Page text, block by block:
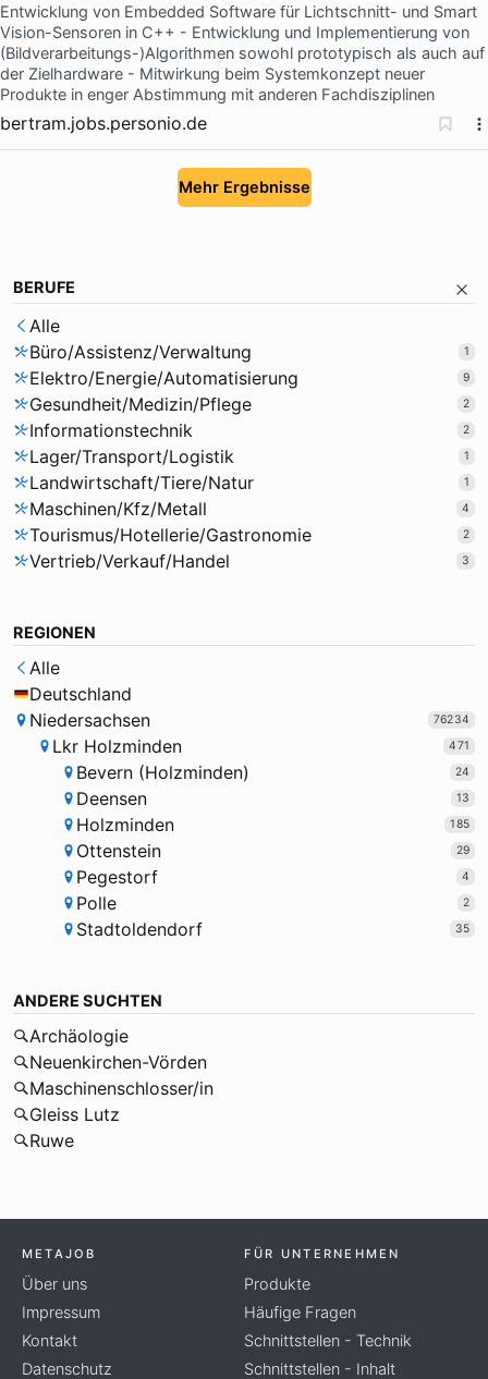
Entwicklung von Embedded Software für Lichtschnitt- und Smart
Vision-Sensoren in C++ - Entwicklung und Implementierung von
(Bildverarbeitungs-)Algorithmen sowohl prototypisch als auch auf
der Zielhardware - Mitwirkung beim Systemkonzept neuer
Produkte in enger Abstimmung mit anderen Fachdisziplinen
bertram.jobs.personio.de
Mehr Ergebnisse
BERUFE
Alle
Büro/Assistenz/Verwaltung
1
Elektro/Energie/Automatisierung 9
Gesundheit/Medizin/Pflege 2
Informationstechnik 2
Lager/Transport/Logistik 1
Landwirtschaft/Tiere/Natur 1
Maschinen/Kfz/Metall 4
Tourismus/Hotellerie/Gastronomie 2
Vertrieb/Verkauf/Handel 3
REGIONEN
Alle
Deutschland
Niedersachsen
76234
Lkr Holzminden 471
Bevern (Holzminden) 24
Deensen 13
Holzminden 185
Ottenstein 29
Pegestorf 4
Polle 2
Stadtoldendorf 35
ANDERE SUCHTEN
Archäologie
Neuenkirchen-Vörden
Maschinenschlosser/in
Gleiss Lutz
Ruwe
METAJOB
Über uns
Impressum
Kontakt
Datenschutz
FÜR UNTERNEHMEN
Produkte
Häufige Fragen
Schnittstellen - Technik
Schnittstellen - Inhalt